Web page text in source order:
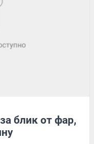
блик от фар,